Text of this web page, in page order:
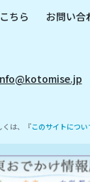
ちら お問い合
くは、『このサイトについ